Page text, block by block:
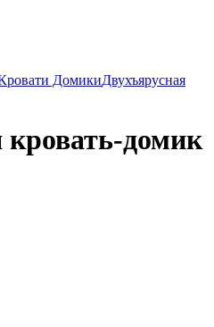
ДомикиДвухъярусная
кровать-домик